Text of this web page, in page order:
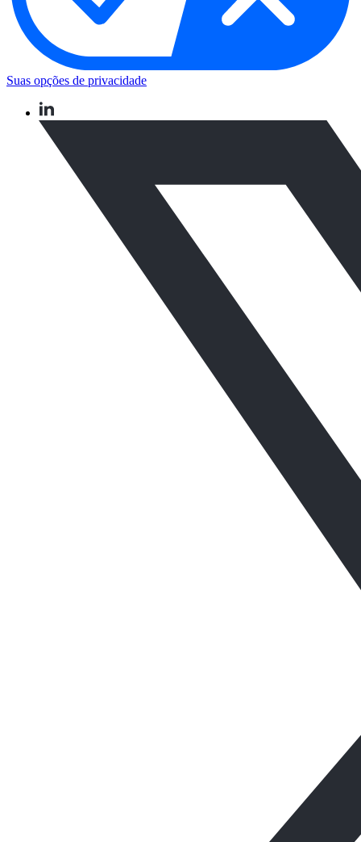
Suas opções de privacidade